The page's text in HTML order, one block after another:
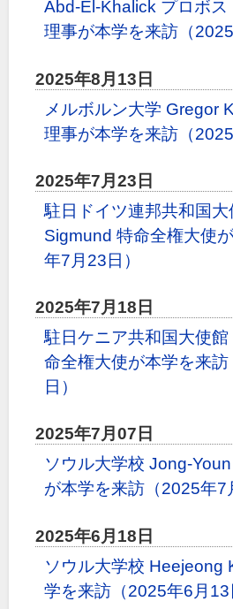
Abd-El-Khalick プロボ
理事が本学を来訪（2025
2025年8月13日
メルボルン大学 Gregor
理事が本学を来訪（2025
2025年7月23日
駐日ドイツ連邦共和国大
Sigmund 特命全権大使
年7月23日）
2025年7月18日
駐日ケニア共和国大使
命全権大使が本学を来
日）
2025年7月07日
ソウル大学校 Jong-
が本学を来訪（2025年7
2025年6月18日
ソウル大学校 Heejeong
学を来訪（2025年6月13